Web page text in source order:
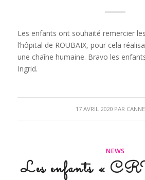
Les enfants ont souhaité remercier
l’hôpital de ROUBAIX, pour cela
une chaîne humaine. Bravo les
Ingrid.
17 AVRIL 2020 PAR
NEWS
Les enfants «